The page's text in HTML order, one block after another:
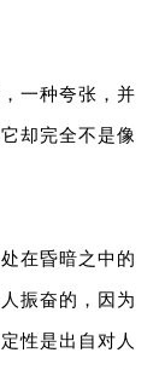
一种夸张，并
却完全不是像
在昏暗之中的
振奋的，因为
性是出自对人